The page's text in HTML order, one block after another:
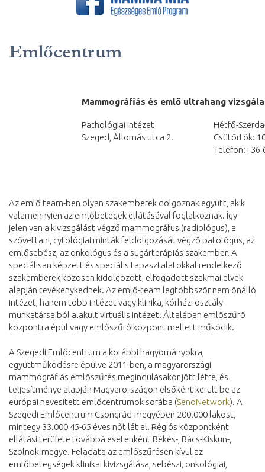
Emlőcentrum
Mammográfiás és emlő ultrahang
Pathológiai intézet
Szeged, Állomás utca 2.
Hétfő-
Csütörtök:
Telefon:+36-
Az emlő team-ben olyan szakemberek dolgoznak együtt, akik
valamennyien az emlőbetegek ellátásával foglalkoznak. Így
jelen van a kivizsgálást végző mammográfus (radiológus), a
szövettani, cytológiai minták feldolgozását végző patológus, az
emlősebész, az onkológus és a sugárterápiás szakember. A
speciálisan képzett és speciális tapasztalatokkal rendelkező
szakemberek közösen kidolgozott, elfogadott szakmai elvek
alapján tevékenykednek. Az emlő-team legtöbbször nem önálló
intézet, hanem több intézet vagy klinika, kórházi osztály
munkatársaiból alakult virtuális intézet. Általában emlőszűrő
központra épül vagy emlőszűrő központ mellett működik.
A Szegedi Emlőcentrum a korábbi hagyományokra,
együttműködésre épülve 2011-ben, a magyarországi
mammográfiás emlőszűrés megindulásakor jött létre, és
teljesítménye alapján Magyarországon elsőként került be az
európai nevesített emlőcentrumok sorába (SenoNetwork). A
Szegedi Emlőcentrum Csongrád-megyében 200.000 lakost,
mintegy 33.000 45-65 éves nőt lát el. Régiós központként
ellátási területe továbbá esetenként Békés-, Bács-Kiskun-,
Szolnok-megye. Feladata az emlőszűrésen kívül az
emlőbetegségek klinikai kivizsgálása, sebészi, onkológiai,